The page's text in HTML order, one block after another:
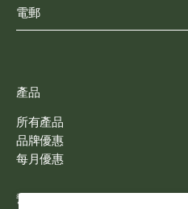
產品
所有產品
品牌優惠
每月優惠
幫助